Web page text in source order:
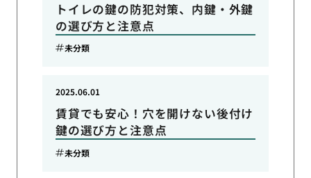
トイレの鍵の防犯対策、内鍵・外鍵
の選び方と注意点
未分類
賃貸でも安心！穴を開けない後付け
鍵の選び方と注意点
2025.06.01
未分類